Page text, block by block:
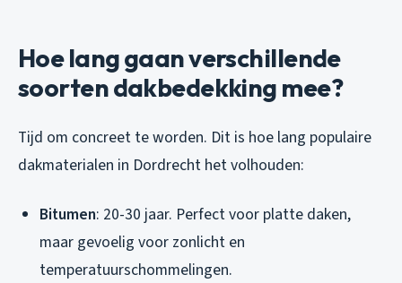
Hoe lang gaan verschillende
soorten dakbedekking mee?
Tijd om concreet te worden. Dit is hoe lang populaire
dakmaterialen in Dordrecht het volhouden:
Bitumen: 20-30 jaar. Perfect voor platte daken,
maar gevoelig voor zonlicht en
temperatuurschommelingen.